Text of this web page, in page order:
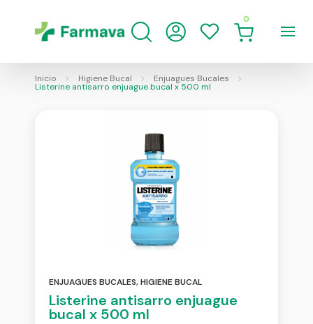
0
Inicio Higiene Bucal Enjuagues Bucales
Listerine antisarro enjuague bucal x 500 ml
ENJUAGUES BUCALES,HIGIENE BUCAL
Listerine antisarro enjuague
bucal x 500 ml